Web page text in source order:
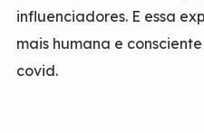
influenciadores. E essa
mais humana e
covid.